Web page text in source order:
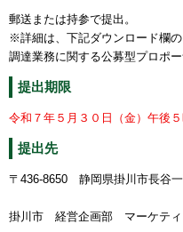
郵送または持参で提出。
※詳細は、下記ダウンロード欄
調達業務に関する公募型プロポー
提出期限
令和７年５月３０日（金）午後
提出先
〒436-8650 静岡県掛川市長谷一
掛川市 経営企画部 マーケテ